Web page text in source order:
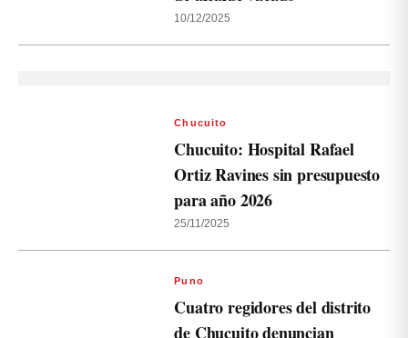
10/12/2025
Chucuito
Chucuito: Hospital Rafael
Ortiz Ravines sin presupuesto
para año 2026
25/11/2025
Puno
Cuatro regidores del distrito
de Chucuito denuncian